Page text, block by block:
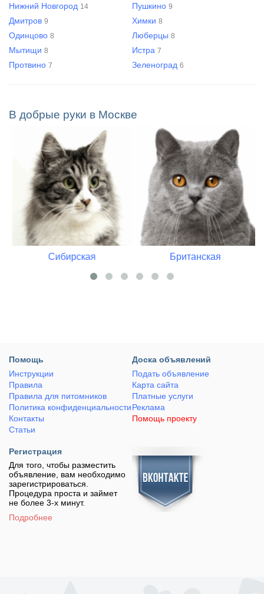
Нижний Новгород 14 Пушкино 9
Дмитров 9 Химки 8
Одинцово 8 Люберцы 8
Мытищи 8 Истра 7
Протвино 7 Зеленоград 6
В добрые руки в Москве
Сибирская Британская
Помощь
Инструкции
Правила
Правила для питомников
Политика конфиденциальности
Контакты
Статьи
Доска объявлений
Подать объявление
Карта сайта
Платные услуги
Реклама
Помощь проекту
Регистрация
Для того, чтобы разместить
объявление, вам необходимо
зарегистрироваться.
Процедура проста и займет
не более 3-х минут.
Подробнее